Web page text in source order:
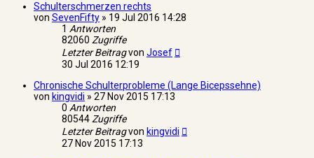
Schulterschmerzen rechts
von SevenFifty » 19 Jul 2016 14:28
1 Antworten
82060 Zugriffe
Letzter Beitragvon Josef
30 Jul 2016 12:19
Chronische Schulterprobleme (Lange Bicepssehne)
von kingvidi » 27 Nov 2015 17:13
0 Antworten
80544Zugriffe
Letzter Beitragvon kingvidi
27 Nov 2015 17:13